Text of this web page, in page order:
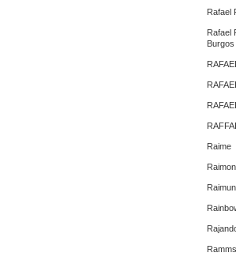
Rafael
Rafael
Burgos
Raime
Raimon